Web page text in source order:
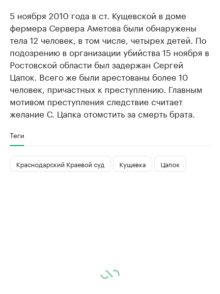
5 ноября 2010 года в ст. Кущевской в доме
фермера Сервера Аметова были обнаружены
тела 12 человек, в том числе, четырех детей. По
подозрению в организации убийства 15 ноября в
Ростовской области был задержан Сергей
Цапок. Всего же были арестованы более 10
человек, причастных к преступлению. Главным
мотивом преступления следствие считает
желание С. Цапка отомстить за смерть брата.
Теги
Краснодарский Краевой суд Кущевка Цапок